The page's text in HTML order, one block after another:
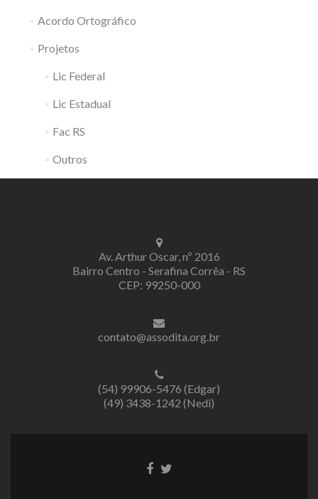
Acordo Ortográfico
Projetos
Lic Federal
Lic Estadual
Fac RS
Outros
Av. Arthur Oscar, nº 2016
Bairro Centro - Serafina Corrêa - RS
CEP: 99250-000
contato@assodita.org.br
(54) 99906-5476 (Edgar)
(49) 3438-1242 (Nedi)
LinkLink